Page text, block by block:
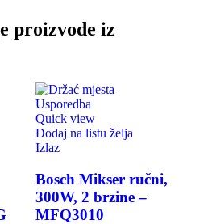
proizvode iz
Usporedba
Quick view
Dodaj na listu želja
Izlaz
Bosch Mikser ručni,
300W, 2 brzine –
MFQ3010